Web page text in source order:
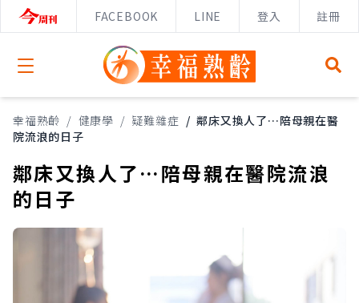
FACEBOOK LINE 登入 註冊
Open menu
幸福熟齡 / 健康學 / 疑難雜症 / 鄰床又換人了…陪母親在醫
院流浪的日子
鄰床又換人了…陪母親在醫院流浪
的日子